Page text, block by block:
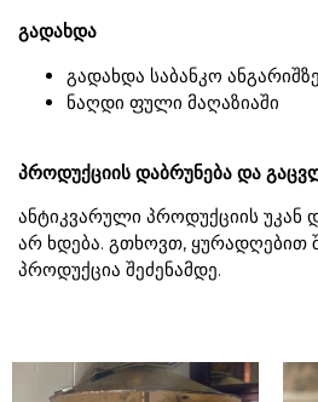
გადახდა
გადახდა საბანკო ანგარიშზე
ნაღდი ფული მაღაზიაში
პროდუქციის დაბრუნება და
ანტიკვარული პროდუქციის უკან
არ ხდება. გთხოვთ, ყურადღებით
პროდუქცია შეძენამდე.